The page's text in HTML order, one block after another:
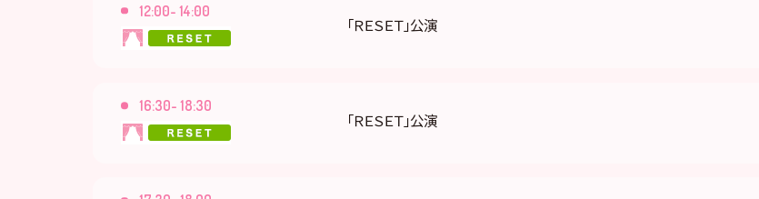
12:00- 14:00
「ＲＥＳＥＴ」公演
16:30- 18:30
「ＲＥＳＥＴ」公演